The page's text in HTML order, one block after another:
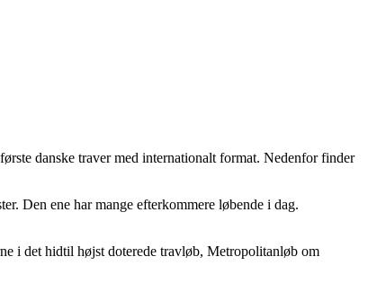
danske traver med internationalt format. Nedenfor finder
Den ene har mange efterkommere løbende i dag.
i det hidtil højst doterede travløb, Metropolitanløb om